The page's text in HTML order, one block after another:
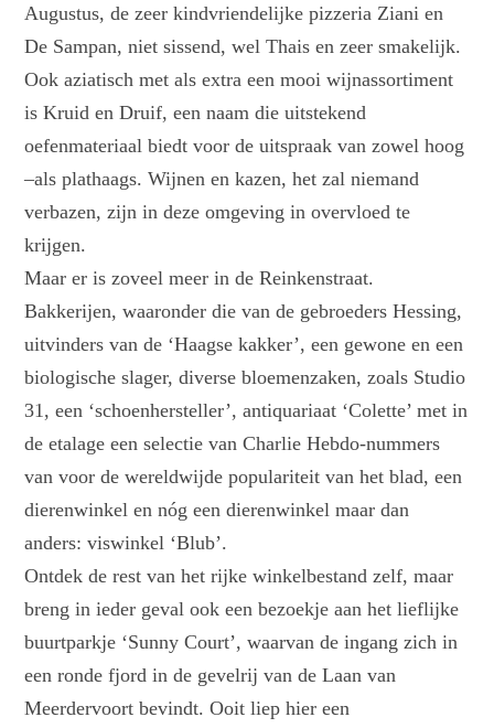
Augustus, de zeer kindvriendelijke pizzeria Ziani en
De Sampan, niet sissend, wel Thais en zeer smakelijk.
Ook aziatisch met als extra een mooi wijnassortiment
is Kruid en Druif, een naam die uitstekend
oefenmateriaal biedt voor de uitspraak van zowel hoog
–als plathaags. Wijnen en kazen, het zal niemand
verbazen, zijn in deze omgeving in overvloed te
krijgen.
Maar er is zoveel meer in de Reinkenstraat.
Bakkerijen, waaronder die van de gebroeders Hessing,
uitvinders van de ‘Haagse kakker’, een gewone en een
biologische slager, diverse bloemenzaken, zoals Studio
31, een ‘schoenhersteller’, antiquariaat ‘Colette’ met in
de etalage een selectie van Charlie Hebdo-nummers
van voor de wereldwijde populariteit van het blad, een
dierenwinkel en nóg een dierenwinkel maar dan
anders: viswinkel ‘Blub’.
Ontdek de rest van het rijke winkelbestand zelf, maar
breng in ieder geval ook een bezoekje aan het lieflijke
buurtparkje ‘Sunny Court’, waarvan de ingang zich in
een ronde fjord in de gevelrij van de Laan van
Meerdervoort bevindt. Ooit liep hier een